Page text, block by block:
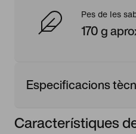
Pes de les
170 g
Especificacions
Característiques